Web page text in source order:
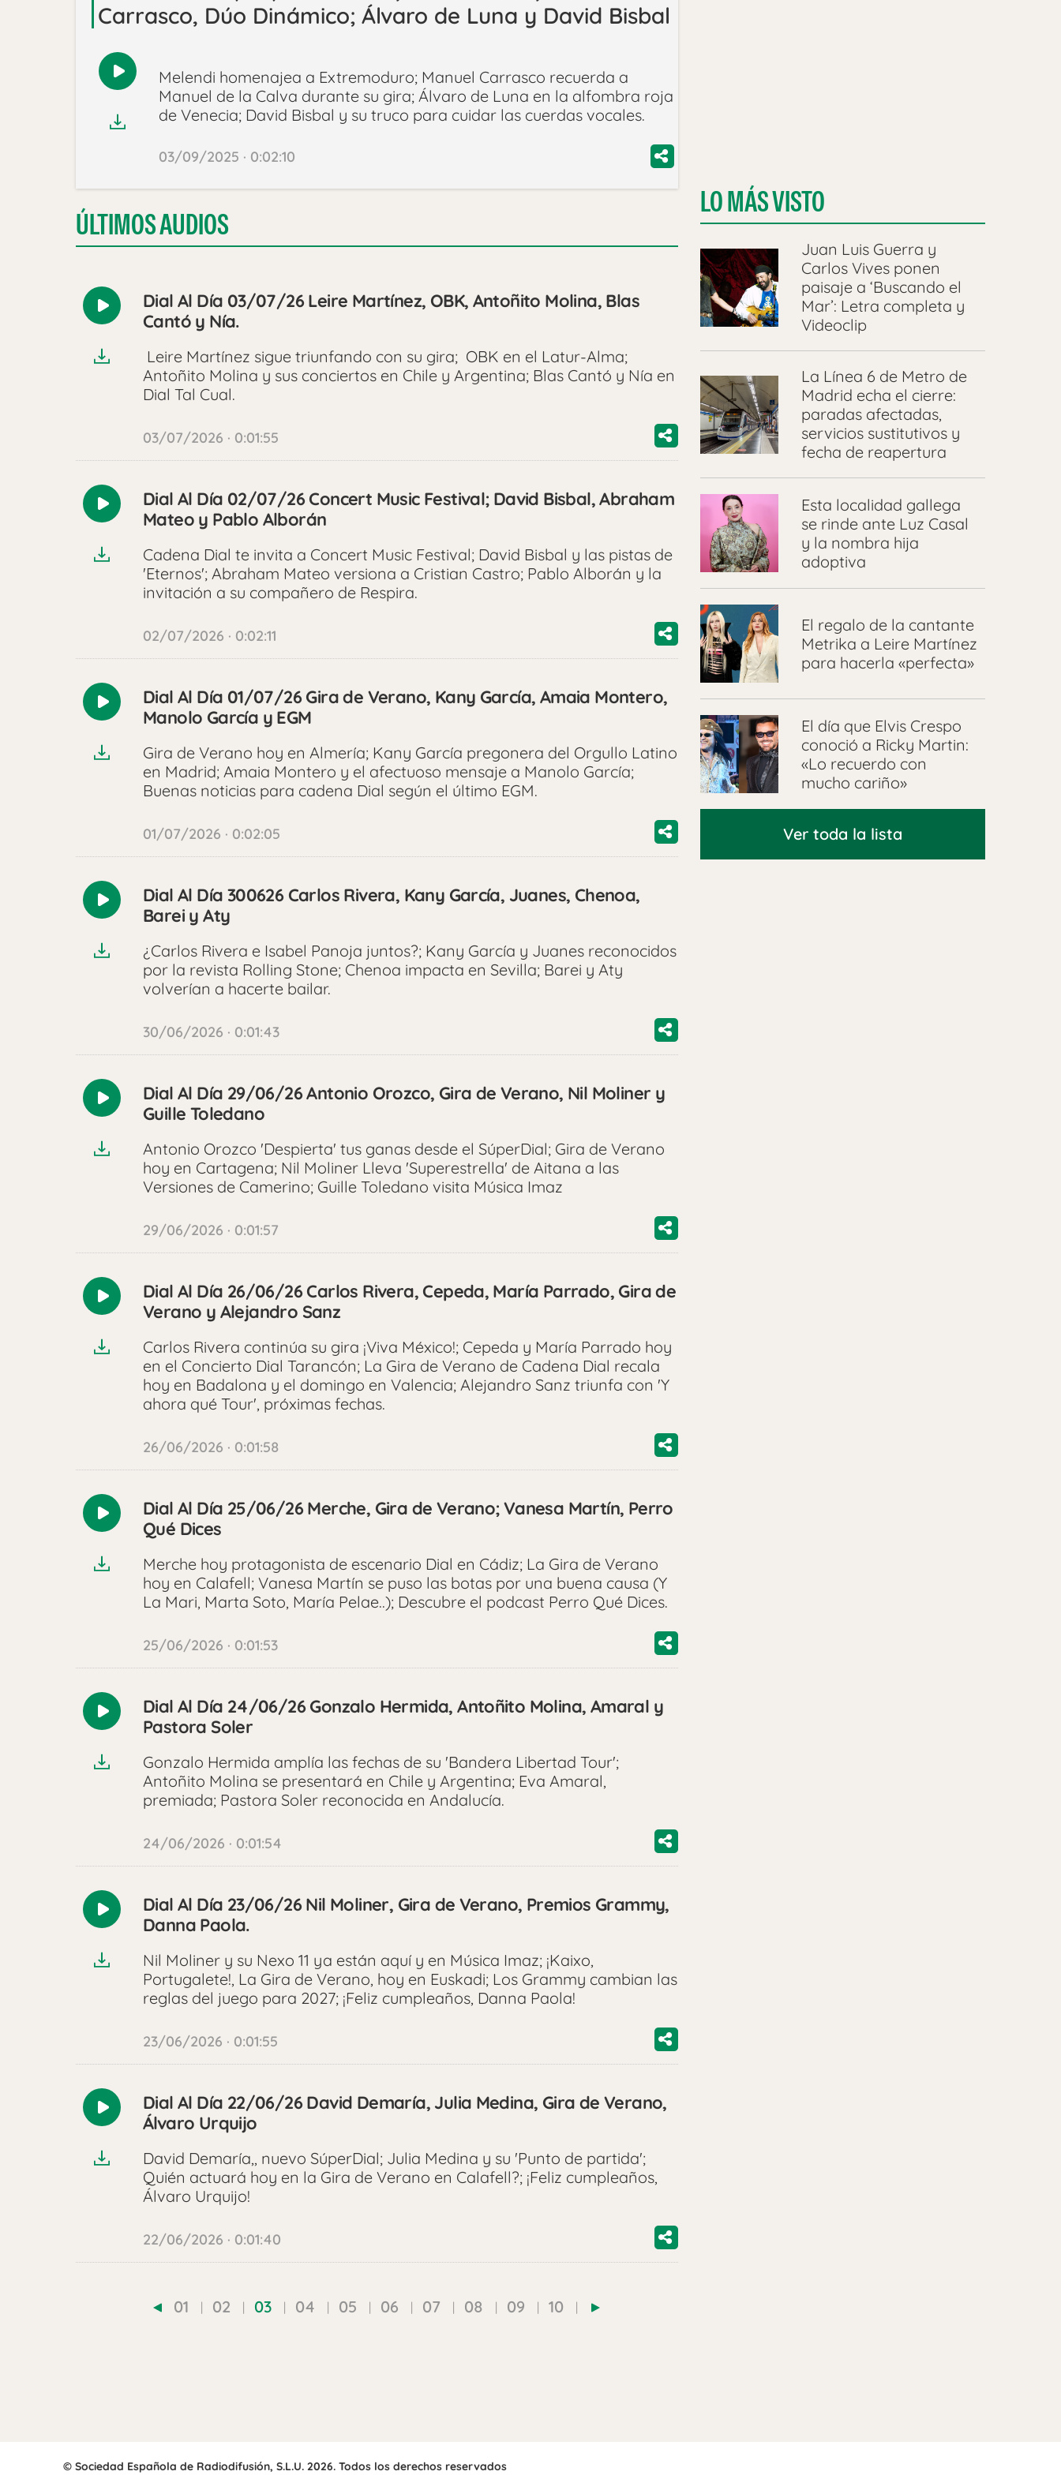
Carrasco, Dúo Dinámico; Álvaro de Luna y David Bisbal
ReproducirMelendi homenajea a Extremoduro; Manuel Carrasco recuerda a
Manuel de la Calva durante su gira; Álvaro de Luna en la alfombra roja
de Venecia; David Bisbal y su truco para cuidar las cuerdas vocales.
03/09/2025 · 0:02:10
ÚLTIMOS AUDIOS
Reproducir
Dial Al Día 03/07/26 Leire Martínez, OBK, Antoñito Molina, Blas
Cantó y Nía.
Leire Martínez sigue triunfando con su gira; OBK en el Latur-Alma;
Antoñito Molina y sus conciertos en Chile y Argentina; Blas Cantó y Nía en
Dial Tal Cual.
03/07/2026 · 0:01:55
Reproducir
Dial Al Día 02/07/26 Concert Music Festival; David Bisbal, Abraham
Mateo y Pablo Alborán
Cadena Dial te invita a Concert Music Festival; David Bisbal y las pistas de
'Eternos'; Abraham Mateo versiona a Cristian Castro; Pablo Alborán y la
invitación a su compañero de Respira.
02/07/2026 · 0:02:11
Reproducir
Dial Al Día 01/07/26 Gira de Verano, Kany García, Amaia Montero,
Manolo García y EGM
Gira de Verano hoy en Almería; Kany García pregonera del Orgullo Latino
en Madrid; Amaia Montero y el afectuoso mensaje a Manolo García;
Buenas noticias para cadena Dial según el último EGM.
01/07/2026 · 0:02:05
Reproducir
Dial Al Día 300626 Carlos Rivera, Kany García, Juanes, Chenoa,
Barei y Aty
¿Carlos Rivera e Isabel Panoja juntos?; Kany García y Juanes reconocidos
por la revista Rolling Stone; Chenoa impacta en Sevilla; Barei y Aty
volverían a hacerte bailar.
30/06/2026 · 0:01:43
Reproducir
Dial Al Día 29/06/26 Antonio Orozco, Gira de Verano, Nil Moliner y
Guille Toledano
Antonio Orozco 'Despierta' tus ganas desde el SúperDial; Gira de Verano
hoy en Cartagena; Nil Moliner Lleva 'Superestrella' de Aitana a las
Versiones de Camerino; Guille Toledano visita Música Imaz
29/06/2026 · 0:01:57
Reproducir
Dial Al Día 26/06/26 Carlos Rivera, Cepeda, María Parrado, Gira de
Verano y Alejandro Sanz
Carlos Rivera continúa su gira ¡Viva México!; Cepeda y María Parrado hoy
en el Concierto Dial Tarancón; La Gira de Verano de Cadena Dial recala
hoy en Badalona y el domingo en Valencia; Alejandro Sanz triunfa con 'Y
ahora qué Tour', próximas fechas.
26/06/2026 · 0:01:58
Reproducir
Dial Al Día 25/06/26 Merche, Gira de Verano; Vanesa Martín, Perro
Qué Dices
Merche hoy protagonista de escenario Dial en Cádiz; La Gira de Verano
hoy en Calafell; Vanesa Martín se puso las botas por una buena causa (Y
La Mari, Marta Soto, María Pelae..); Descubre el podcast Perro Qué Dices.
25/06/2026 · 0:01:53
Reproducir
Dial Al Día 24/06/26 Gonzalo Hermida, Antoñito Molina, Amaral y
Pastora Soler
Gonzalo Hermida amplía las fechas de su 'Bandera Libertad Tour';
Antoñito Molina se presentará en Chile y Argentina; Eva Amaral,
premiada; Pastora Soler reconocida en Andalucía.
24/06/2026 · 0:01:54
Reproducir
Dial Al Día 23/06/26 Nil Moliner, Gira de Verano, Premios Grammy,
Danna Paola.
Nil Moliner y su Nexo 11 ya están aquí y en Música Imaz; ¡Kaixo,
Portugalete!, La Gira de Verano, hoy en Euskadi; Los Grammy cambian las
reglas del juego para 2027; ¡Feliz cumpleaños, Danna Paola!
23/06/2026 · 0:01:55
Reproducir
Dial Al Día 22/06/26 David Demaría, Julia Medina, Gira de Verano,
Álvaro Urquijo
David Demaría,, nuevo SúperDial; Julia Medina y su 'Punto de partida';
Quién actuará hoy en la Gira de Verano en Calafell?; ¡Feliz cumpleaños,
Álvaro Urquijo!
22/06/2026 · 0:01:40
01 02 03 04 05 06 07 08 09 10
LO MÁS VISTO
Juan Luis Guerra y
Carlos Vives ponen
paisaje a ‘Buscando el
Mar’: Letra completa y
Videoclip
La Línea 6 de Metro de
Madrid echa el cierre:
paradas afectadas,
servicios sustitutivos y
fecha de reapertura
Esta localidad gallega
se rinde ante Luz Casal
y la nombra hija
adoptiva
El regalo de la cantante
Metrika a Leire Martínez
para hacerla «perfecta»
El día que Elvis Crespo
conoció a Ricky Martin:
«Lo recuerdo con
mucho cariño»
Ver toda la lista
© Sociedad Española de Radiodifusión, S.L.U. 2026. Todos los derechos reservados